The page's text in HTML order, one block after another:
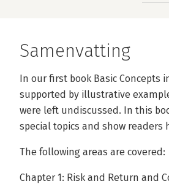
Samenvatting
In our first book Basic Concepts
supported by illustrative
were left undiscussed. In this
special topics and show
The following areas are covered:
Chapter 1: Risk and Return and